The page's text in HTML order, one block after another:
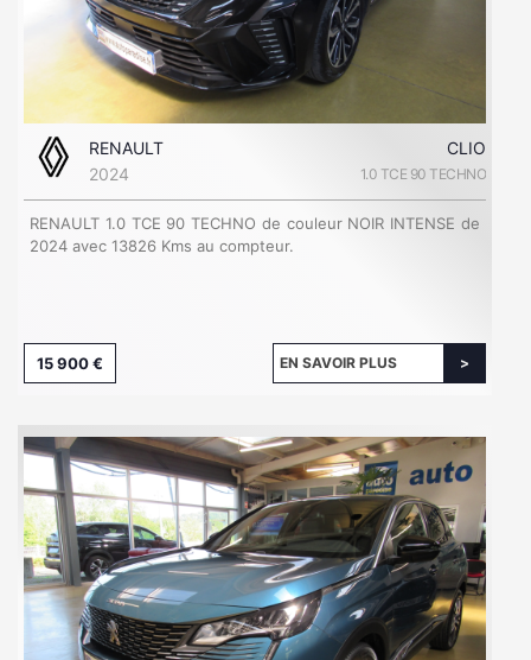
RENAULT
CLIO
2024
1.0 TCE 90 TECHNO
RENAULT 1.0 TCE 90 TECHNO de couleur NOIR INTENSE de
2024 avec 13826 Kms au compteur.
15 900 € EN SAVOIR PLUS